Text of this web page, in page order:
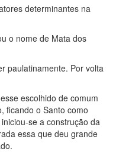
determinantes na
o nome de Mata dos
paulatinamente. Por volta
escolhido de comum
ficando o Santo como
se a construção da
essa que deu grande